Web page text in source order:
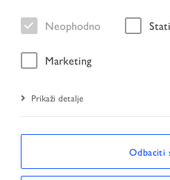
Početna stranica
Neophodno
Marketing
Prikaži detalje
Odbaciti